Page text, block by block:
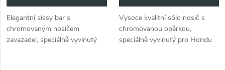
Elegantní sissy bar s
chromovaným nosičem
zavazadel, speciálně vyvinutý
Vysoce kvalitní sólo nosič s
chromovanou opěrkou,
speciálně vyvinutý pro Hondu